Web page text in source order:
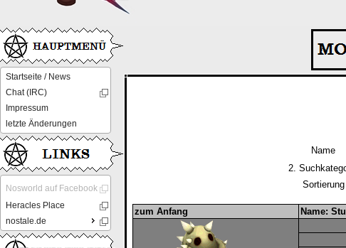
Startseite / News
Chat (IRC)
Impressum
letzte Änderungen
Nosworld auf Facebook
Heracles Place
nostale.de
Name
2.
Sortierung
zum Anfang Name: